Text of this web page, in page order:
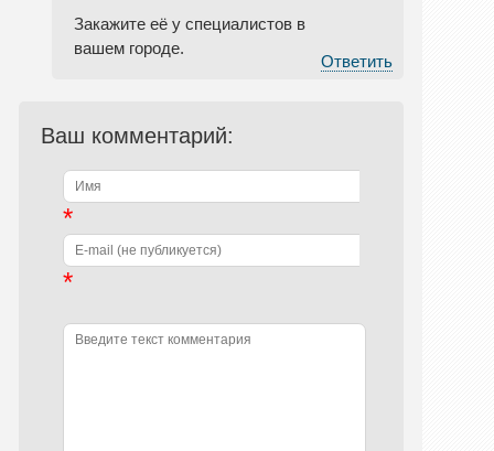
Закажите её у специалистов в
вашем городе.
Ответить
Ваш комментарий:
*
*